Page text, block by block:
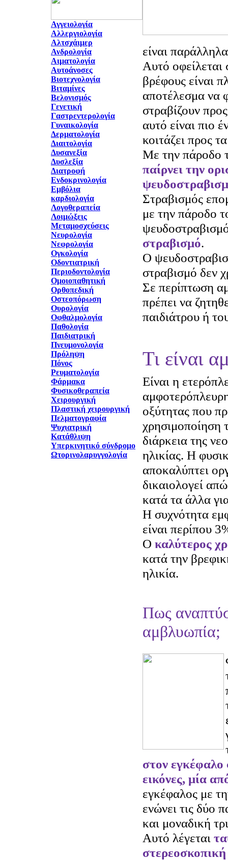
Αγγειολογία
Αλλεργιολογία
Αλτσχάιμερ
Ανδρολογία
Αιματολογία
Αυτοάνοσες
Βιοτεχνολογία
Βιταμίνες
Βελονισμός
Γενετική
Γαστρεντερολογία
Γυναικολογία
Δερματολογία
Διαιτολογία
Δυσανεξία
Δυσλεξία
Διατροφή
Ενδοκρινολογία
Εμβόλια
καρδιολογία
Λογοθεραπεία
Λοιμώξεις
Μεταμοσχεύσεις
Νευρολογία
Νεφρολογία
Ογκολογία
Οδοντιατρική
Περιοδοντολογία
Ομοιοπαθητική
Ορθοπεδική
Οστεοπόρωση
Ουρολογία
Οφθαλμολογία
Παθολογία
Παιδιατρική
Πνευμονολογία
Πρόληψη
Πόνος
Ρευματολογία
Φάρμακα
Φυσικοθεραπεία
Χειρουργική
Πλαστική χειρουργική
Πελματογραφία
Ψυχιατρική
Κατάθλιψη
Υπερκινητικό σύνδρομο
Ωτορινολαρυγγολογία
είναι
Αυτό οφείλεται
βρέφους είναι
αποτέλεσμα να
στραβίζουν
αυτό είναι πιο
κοιτάζει προς
Με την πάροδο
παίρνει την
Στραβισμός
με την πάροδο
στραβισμό.
Ο
στραβισμό δεν
Σε περίπτωση
πρέπει να
παιδιάτρου ή
Τι είναι
Είναι η
οξύτητας που
χρησιμοποίηση
διάρκεια της
ηλικίας. Η
αποκαλύπτει
δικαιολογεί
κατά τα άλλα
Η συχνότητα
είναι περίπου
Ο καλύτερος
κατά την
ηλικία.
Πως
αμβλυωπία;
στον εγκέφαλο
εικόνες, μία
εγκέφαλος με
ενώνει τις δύο
και μοναδική
Αυτό λέγεται